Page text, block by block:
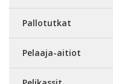
Pallotutkat
Pelaaja-aitiot